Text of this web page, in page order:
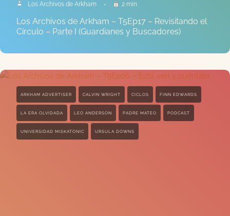
Los Archivos de Arkham 2 min
Los Archivos de Arkham – T5Ep17 – Revisitando el
Círculo – Parte I (Guardianes y Buscadores)
ARKHAM ADVERTISER CALVIN WRIGHT CICLOS FINN EDWARDS
LA ERA OLVIDADA LEO ANDERSON PADRE MATEO PODCAST
UNIVERSIDAD MISKATONIC URSULA DOWNS